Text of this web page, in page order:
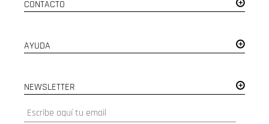
CONTACTO
AYUDA
NEWSLETTER